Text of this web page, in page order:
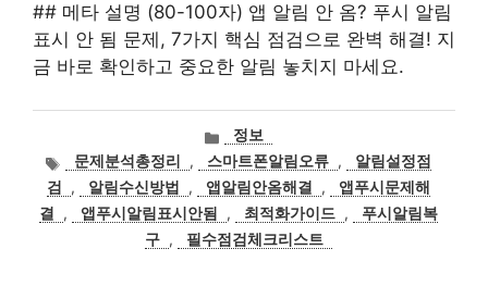
## 메타 설명 (80-100자) 앱 알림 안 옴? 푸시 알림
표시 안 됨 문제, 7가지 핵심 점검으로 완벽 해결! 지
금 바로 확인하고 중요한 알림 놓치지 마세요.
카
테
고
리
정보
태문제분석총정리 , 스마트폰알림오류 ,
알림설정점
검
, 알림수신방법 , 앱알림안옴해결 ,
앱푸시문제해
결
, 앱푸시알림표시안됨 , 최적화가이드 ,
푸시알림복
구 , 필수점검체크리스트